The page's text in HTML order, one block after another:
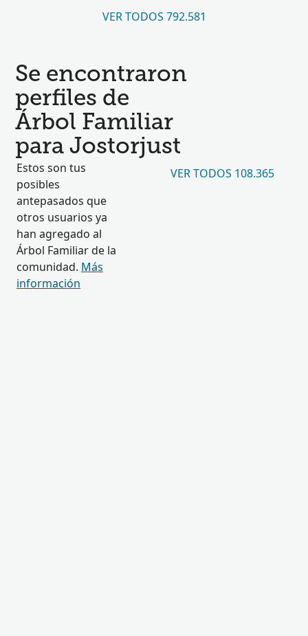
VER TODOS 792.581
Se encontraron
perfiles de
Árbol Familiar
para Jostorjust
Estos son tus
posibles
antepasados que
otros usuarios ya
han agregado al
Árbol Familiar de la
comunidad. Más
información
VER TODOS 108.365